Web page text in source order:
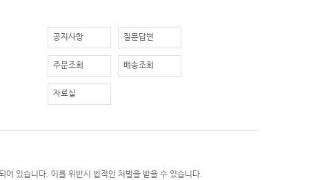
공지사항 질문답변
주문조회 배송조회
자료실
있습니다. 이를 위반시 법적인 처벌을 받을 수 있습니다.